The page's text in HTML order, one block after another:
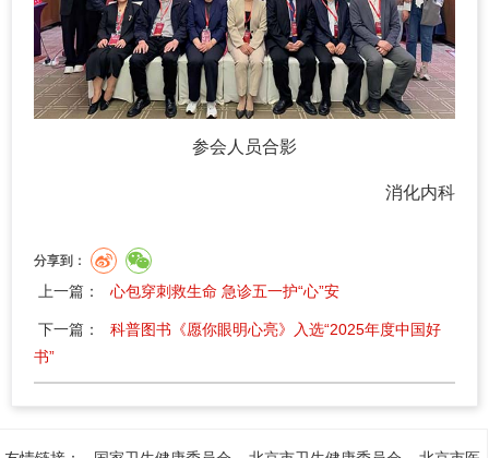
参会人员合影
消化内科
分享到：
上一篇： 心包穿刺救生命 急诊五一护“心”安
下一篇：
科普图书《愿你眼明心亮》入选“2025年度中国好
书”